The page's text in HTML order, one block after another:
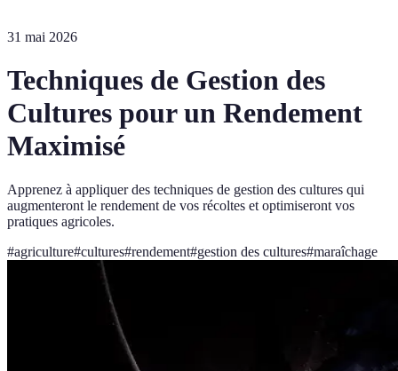
31 mai 2026
Techniques de Gestion des
Cultures pour un Rendement
Maximisé
Apprenez à appliquer des techniques de gestion des cultures qui
augmenteront le rendement de vos récoltes et optimiseront vos
pratiques agricoles.
#agriculture#cultures#rendement#gestion des cultures#maraîchage